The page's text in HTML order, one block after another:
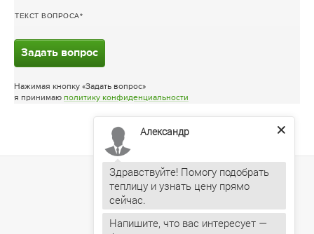
ТЕКСТ ВОПРОСА
Задать вопрос
Нажимая кнопку «Задать вопрос»
я принимаю политику конфиденциальности
Александр
Здравствуйте! Помогу подобрать
теплицу и узнать цену прямо
Напишите, что вас интересует —